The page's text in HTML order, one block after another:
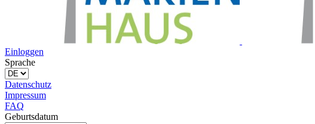
Einloggen
Sprache
Datenschutz
Impressum
FAQ
Geburtsdatum